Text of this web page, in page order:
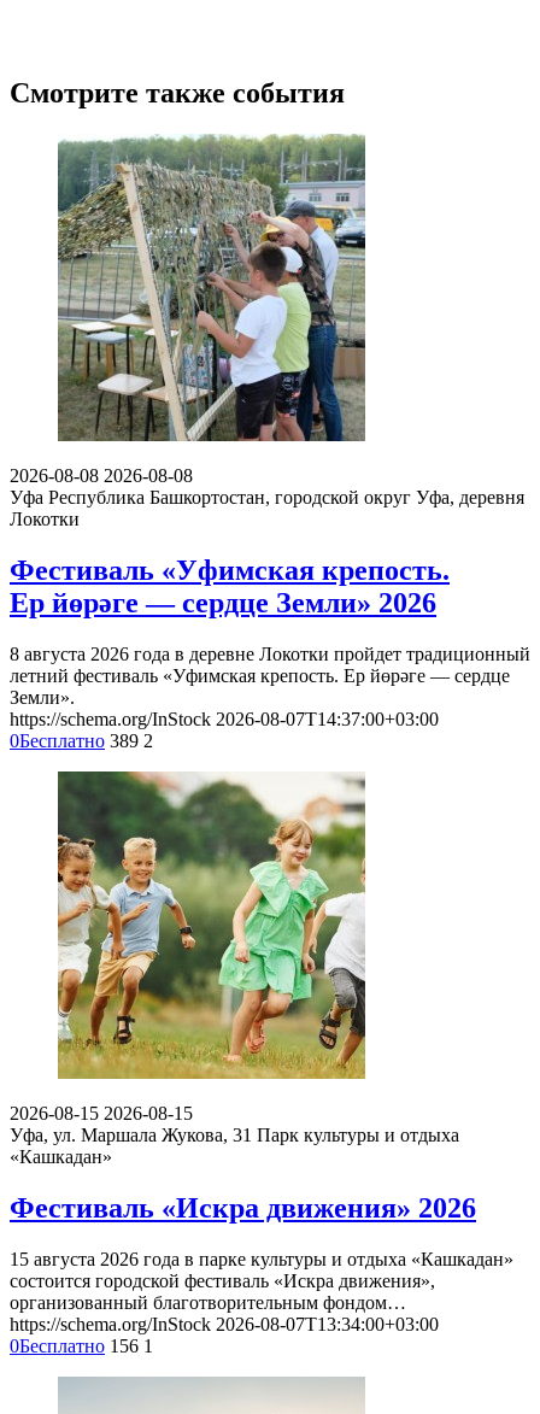
Смотрите также события
2026-08-08 2026-08-08
Уфа Республика Башкортостан, городской округ Уфа, деревня
Локотки
Фестиваль «Уфимская крепость.
Ер йөрәге — сердце Земли» 2026
8 августа 2026 года в деревне Локотки пройдет традиционный
летний фестиваль «Уфимская крепость. Ер йөрәге — сердце
Земли».
https://schema.org/InStock 2026-08-07T14:37:00+03:00
0Бесплатно 389 2
2026-08-15 2026-08-15
Уфа, ул. Маршала Жукова, 31 Парк культуры и отдыха
«Кашкадан»
Фестиваль «Искра движения» 2026
15 августа 2026 года в парке культуры и отдыха «Кашкадан»
состоится городской фестиваль «Искра движения»,
организованный благотворительным фондом…
https://schema.org/InStock 2026-08-07T13:34:00+03:00
0Бесплатно 156 1